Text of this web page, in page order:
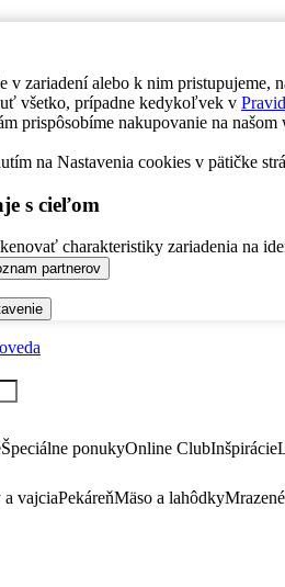
v zariadení alebo k nim
všetko, prípadne kedykoľvek v
prispôsobíme nakupovanie na našom
na Nastavenia cookies v pätičke
s cieľom
charakteristiky zariadenia na
partnerov
Špeciálne ponukyOnline ClubInšpirácie
vajciaPekáreňMäso a lahôdkyMrazené